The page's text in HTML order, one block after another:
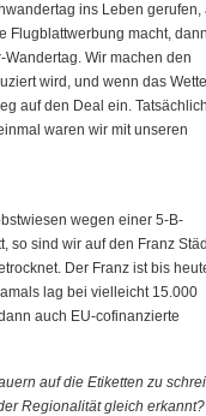
ins Leben gerufen,
Flugblattwerbung macht,
Wir machen den
wird, und wenn das
auf den Deal ein.
waren wir mit unseren
wegen einer 5-B-
so sind wir auf den Franz
Der Franz ist bis
lag bei vielleicht 15.000
auch EU-cofinanzierte
auf die Etiketten zu
Regionalität gleich erkannt?